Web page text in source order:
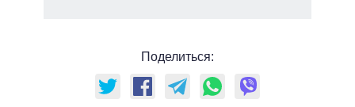
Поделиться: